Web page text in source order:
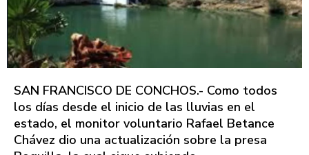
SAN FRANCISCO DE CONCHOS.- Como todos
los días desde el inicio de las lluvias en el
estado, el monitor voluntario Rafael Betance
Chávez dio una actualización sobre la presa